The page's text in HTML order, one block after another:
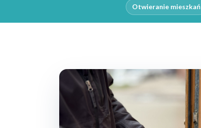
Otwieranie mieszkań